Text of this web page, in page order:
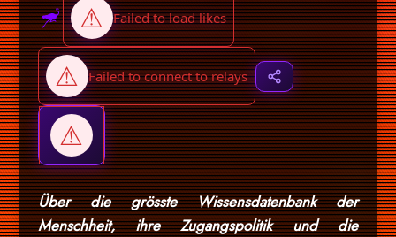
Über die grösste Wissensdatenbank der
Menschheit, ihre Zugangspolitik und die